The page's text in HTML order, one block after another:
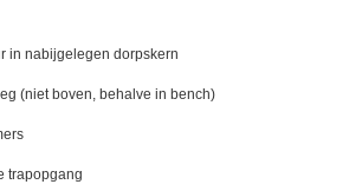
in nabijgelegen dorpskern
(niet boven, behalve in bench)
trapopgang